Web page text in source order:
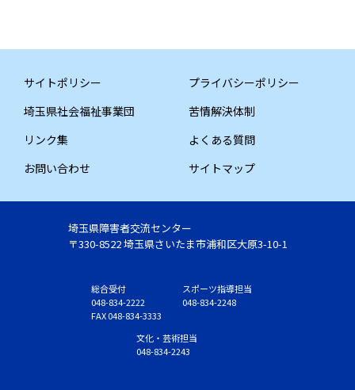
サイトポリシー
プライバシーポリシー
埼玉県社会福祉事業団
苦情解決体制
リンク集
よくある質問
お問い合わせ
サイトマップ
埼玉県障害者交流センター
〒330-8522 埼玉県さいたま市浦和区大原3-10-1
総合受付
048-834-2222
FAX 048-834-3333
スポーツ指導担当
048-834-2248
文化・芸術担当
048-834-2243